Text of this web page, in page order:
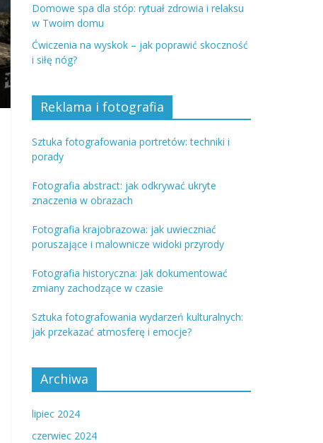
Domowe spa dla stóp: rytuał zdrowia i relaksu
w Twoim domu
Ćwiczenia na wyskok – jak poprawić skoczność
i siłę nóg?
Reklama i fotografia
Sztuka fotografowania portretów: techniki i
porady
Fotografia abstract: jak odkrywać ukryte
znaczenia w obrazach
Fotografia krajobrazowa: jak uwieczniać
poruszające i malownicze widoki przyrody
Fotografia historyczna: jak dokumentować
zmiany zachodzące w czasie
Sztuka fotografowania wydarzeń kulturalnych:
jak przekazać atmosferę i emocje?
Archiwa
lipiec 2024
czerwiec 2024